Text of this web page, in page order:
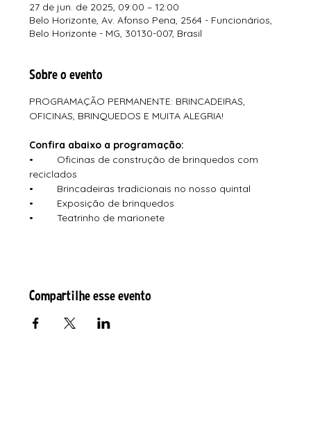
27 de jun. de 2025, 09:00 – 12:00
Belo Horizonte, Av. Afonso Pena, 2564 - Funcionários,
Belo Horizonte - MG, 30130-007, Brasil
Sobre o evento
PROGRAMAÇÃO PERMANENTE: BRINCADEIRAS,
OFICINAS, BRINQUEDOS E MUITA ALEGRIA!
Confira abaixo a programação:
•
Oficinas de construção de brinquedos com
reciclados
•	Brincadeiras tradicionais no nosso quintal
•	Exposição de brinquedos
•	Teatrinho de marionete
Compartilhe esse evento